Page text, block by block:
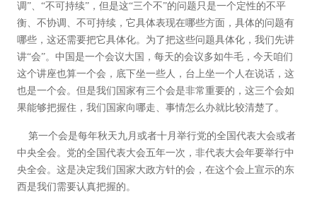
调”、“不可持续”，但是这“三个不”的问题只是一个定性的不平
衡、不协调、不可持续，它具体表现在哪些方面，具体的问题有
哪些，这还需要把它具体化。为了把这些问题具体化，我们先讲
讲“会”。中国是一个会议大国，每天的会议多如牛毛，今天咱们
这个讲座也算一个会，底下坐一些人，台上坐一个人在说话，这
也是一个会。但是我们国家有三个会是非常重要的，这三个会如
果能够把握住，我们国家向哪走、事情怎么办就比较清楚了。
第一个会是每年秋天九月或者十月举行党的全国代表大会或者
中央全会。党的全国代表大会五年一次，非代表大会年要举行中
央全会。这是决定我们国家大政方针的会，在这个会上宣示的东
西是我们需要认真把握的。